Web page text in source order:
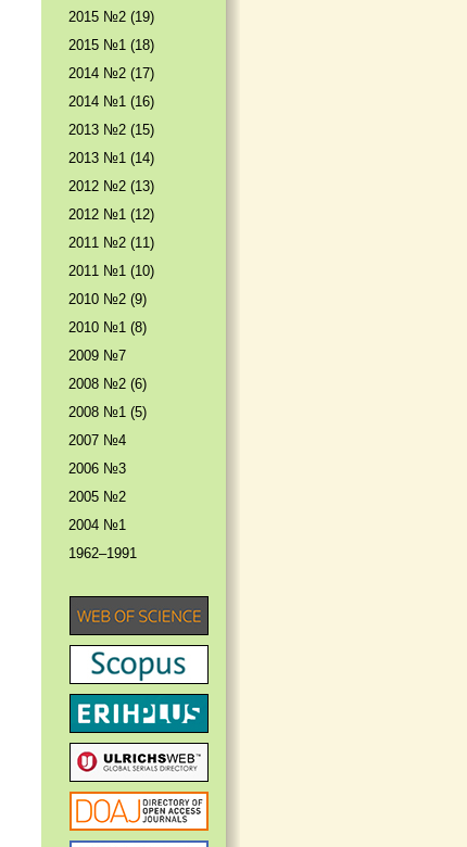
2015 №2 (19)
2015 №1 (18)
2014 №2 (17)
2014 №1 (16)
2013 №2 (15)
2013 №1 (14)
2012 №2 (13)
2012 №1 (12)
2011 №2 (11)
2011 №1 (10)
2010 №2 (9)
2010 №1 (8)
2009 №7
2008 №2 (6)
2008 №1 (5)
2007 №4
2006 №3
2005 №2
2004 №1
1962–1991